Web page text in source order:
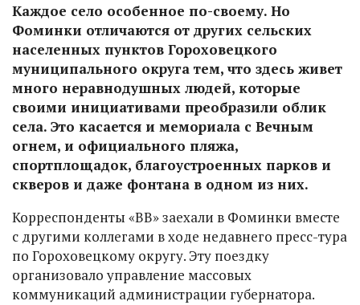
Каждое село особенное по-своему. Но
Фоминки отличаются от других сельских
населенных пунктов Гороховецкого
муниципального округа тем, что здесь живет
много неравнодушных людей, которые
своими инициативами преобразили облик
села. Это касается и мемориала с Вечным
огнем, и официального пляжа,
спортплощадок, благоустроенных парков и
скверов и даже фонтана в одном из них.
Корреспонденты «ВВ» заехали в Фоминки вместе
с другими коллегами в ходе недавнего пресс-тура
по Гороховецкому округу. Эту поездку
организовало управление массовых
коммуникаций администрации губернатора.